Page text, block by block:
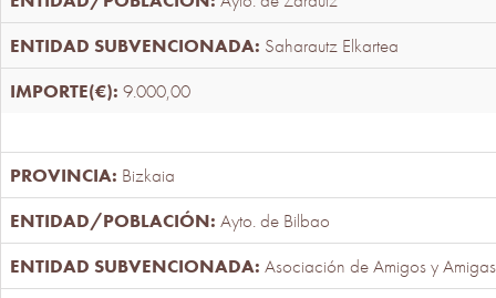
Saharautz Elkartea
9.000,00
Bizkaia
Ayto. de Bilbao
Asociación de Amigos y